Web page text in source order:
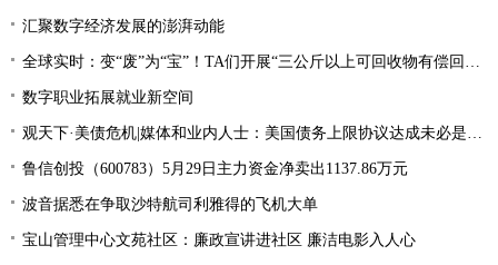
汇聚数字经济发展的澎湃动能
全球实时：变“废”为“宝”！TA们开展“三公斤以上可回收物有偿回收”宣传活动
数字职业拓展就业新空间
观天下·美债危机|媒体和业内人士：美国债务上限协议达成未必是“好消息”
鲁信创投（600783）5月29日主力资金净卖出1137.86万元
波音据悉在争取沙特航司利雅得的飞机大单
宝山管理中心文苑社区：廉政宣讲进社区 廉洁电影入人心